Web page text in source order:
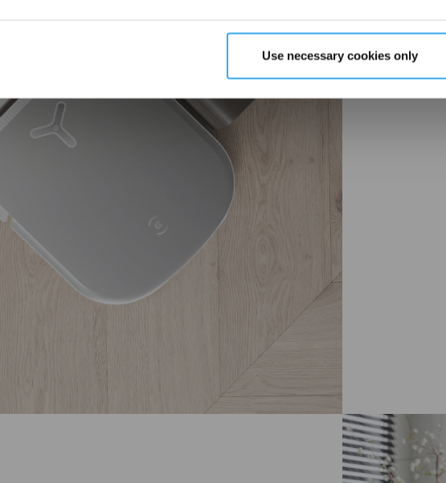
Use necessary cookies only